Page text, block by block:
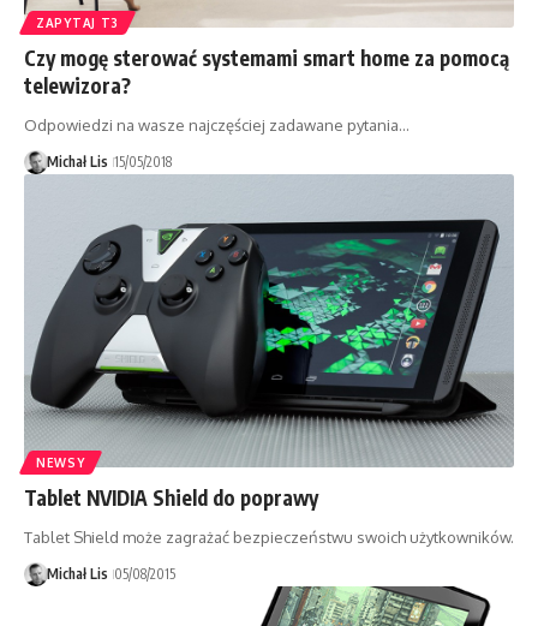
ZAPYTAJ T3
Czy mogę sterować systemami smart home za pomocą
telewizora?
Odpowiedzi na wasze najczęściej zadawane pytania…
Michał Lis 15/05/2018
NEWSY
Tablet NVIDIA Shield do poprawy
Tablet Shield może zagrażać bezpieczeństwu swoich użytkowników.
Michał Lis 05/08/2015